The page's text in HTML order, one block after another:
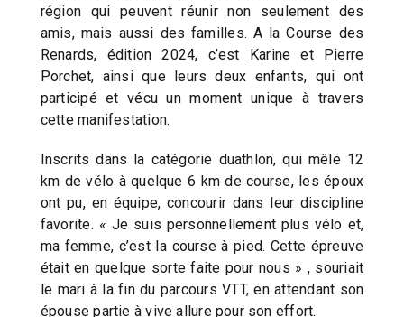
région qui peuvent réunir non seulement des
amis, mais aussi des familles. A la Course des
Renards, édition 2024, c’est Karine et Pierre
Porchet, ainsi que leurs deux enfants, qui ont
participé et vécu un moment unique à travers
cette manifestation.
Inscrits dans la catégorie duathlon, qui mêle 12
km de vélo à quelque 6 km de course, les époux
ont pu, en équipe, concourir dans leur discipline
favorite. « Je suis personnellement plus vélo et,
ma femme, c’est la course à pied. Cette épreuve
était en quelque sorte faite pour nous » , souriait
le mari à la fin du parcours VTT, en attendant son
épouse partie à vive allure pour son effort.